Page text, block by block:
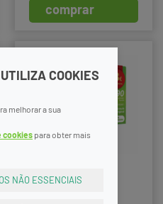
COOKIES
melhorar a sua
cookies para obter mais
NÃO ESSENCIAIS
comprar
Comprimidos 90